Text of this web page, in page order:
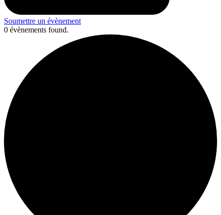
Soumettre un évènement
0 évènements found.